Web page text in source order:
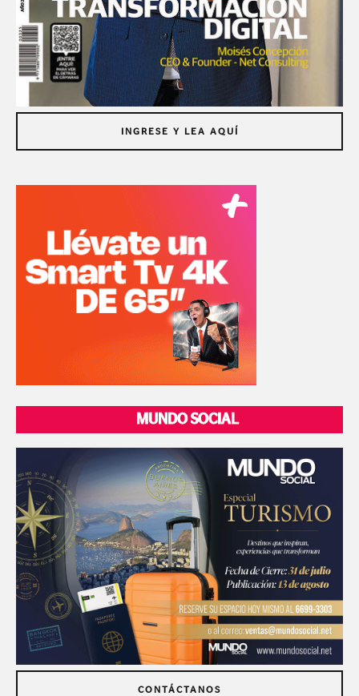
INGRESE Y LEA AQUÍ
MUNDO SOCIAL
CONTÁCTANOS